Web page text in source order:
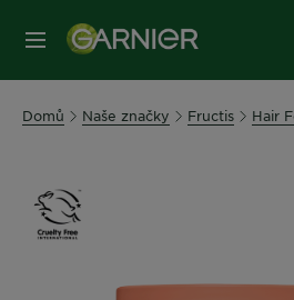
MENU
Domů Naše značky Fructis Hair